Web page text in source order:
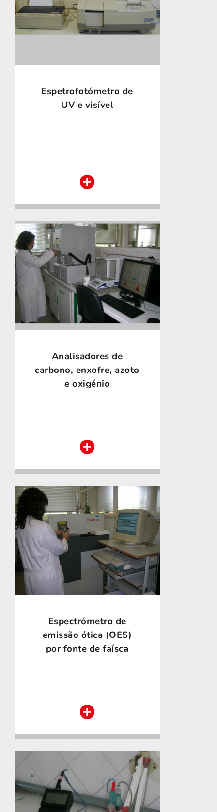
Espetrofotómetro de
UV e visível
Analisadores de
carbono, enxofre, azoto
e oxigénio
Espectrómetro de
emissão ótica (OES)
por fonte de faísca